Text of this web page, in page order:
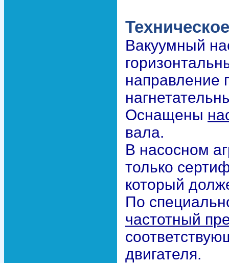
Вакуумный
направление
Оснащены
вала.
В насосном
только
который
По
частотный
двигателя.